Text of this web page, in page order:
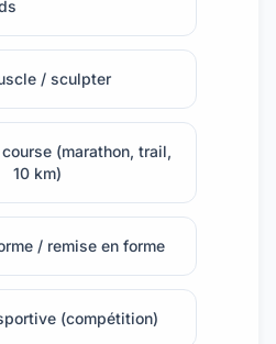
/ sculpter
(marathon, trail,
10 km)
/ remise en forme
(compétition)